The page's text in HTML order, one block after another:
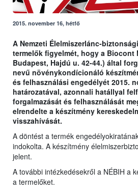
2015. november 16, hétfő
A Nemzeti Élelmiszerlánc-
termelők figyelmét, hogy a Biocont
Budapest, Hajdú u. 42-44.) által
nevű növénykondícionáló
és felhasználási engedélyét 2015.
határozatával, azonnali hatállyal
forgalmazását és felhasználását
elrendelte a készítmény
visszahívását.
A döntést a termék
indokolta. A készítmény
jelent.
A további intézkedésekről a NÉBIH a
a termelőket.